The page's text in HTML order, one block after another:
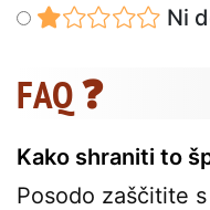
Ni
FAQ ❓
Kako shraniti to
Posodo zaščitite